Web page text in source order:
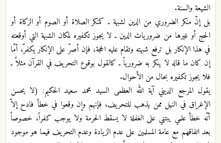
الشيعة والسنة.
بل إنّ منكر الضروري من الدين لشبهة ـ كمنكر الصلاة أو الصوم أو الزكاة أو
الحج أو غيرها من ضروريات الدين ـ لا يجوز تكفيره لمكان الشبهة التي أوقعته
في هذا الإنكار بل ترفع شبهته وتقام عليه الحجة، فإن أصرّ على الإنكار يكفرّ، أمّا
إن كان ما قاله لا ينكر به ضرورياً ـ كالقول بوقوع التحريف في القرآن مثلاً ـ
فلا يجوز تكفيره بحال من الأحوال.
يقول المرجع الديني آية الله العظمى السيد محمد سعيد الحكيم: (لا يحسن
الإغراق في النيل ممن يذهب للتحريف، فإنهم وإن وقعوا في خطأ فادح إلاّ
أنّه خطأ علمي يبتني على الغفلة لا يسقط الحرمة ولا يوجب كفراً، خصوصاً
بعد اتفاقهم مع عامة المسلمين على عدم الزيادة وعدم التحريف فيما هو موجود